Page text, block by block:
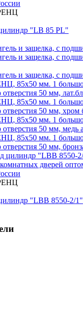
"LB 85 PL"
"LBB 8550-2/1"